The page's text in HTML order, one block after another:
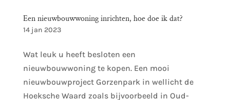
Een nieuwbouwwoning inrichten, hoe doe ik dat?
14 jan 2023
Wat leuk u heeft besloten een
nieuwbouwwoning te kopen. Een mooi
nieuwbouwproject Gorzenpark in wellicht de
Hoeksche Waard zoals bijvoorbeeld in Oud-